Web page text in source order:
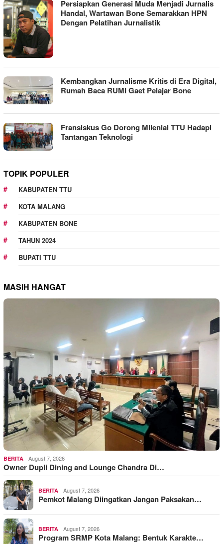
Persiapkan Generasi Muda Menjadi Jurnalis
Handal, Wartawan Bone Semarakkan HPN
Dengan Pelatihan Jurnalistik
Kembangkan Jurnalisme Kritis di Era Digital,
Rumah Baca RUMI Gaet Pelajar Bone
Fransiskus Go Dorong Milenial TTU Hadapi
Tantangan Teknologi
TOPIK POPULER
KABUPATEN TTU
KOTA MALANG
KABUPATEN BONE
TAHUN 2024
BUPATI TTU
MASIH HANGAT
BERITA August 7, 2026
Owner Dupli Dining and Lounge Chandra Di…
BERITA August 7, 2026
Pemkot Malang Diingatkan Jangan Paksakan…
BERITA August 7, 2026
Program SRMP Kota Malang: Bentuk Karakte…